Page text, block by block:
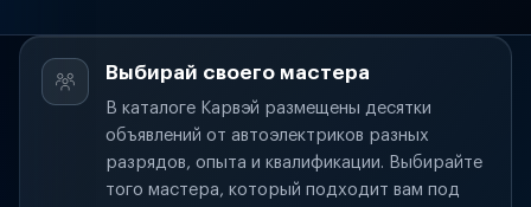
Выбирай своего мастера
В каталоге Карвэй размещены десятки
объявлений от автоэлектриков разных
разрядов, опыта и квалификации. Выбирайте
того мастера, который подходит вам под